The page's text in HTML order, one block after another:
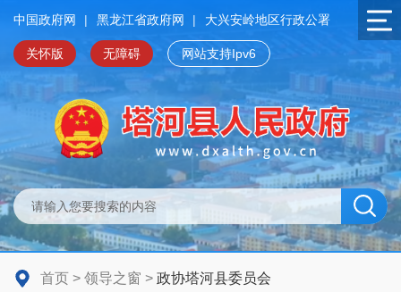
中国政府网 | 黑龙江省政府网 | 大兴安岭地区行政公署
关怀版 无障碍 网站支持Ipv6
首页 > 领导之窗 > 政协塔河县委员会